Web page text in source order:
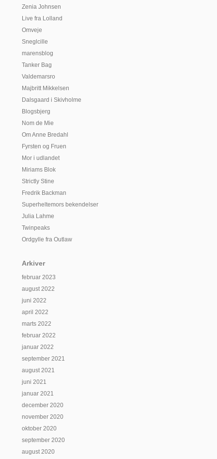
Zenia Johnsen
Live fra Lolland
Omveje
Sneglcille
marensblog
Tanker Bag
Valdemarsro
Majbritt Mikkelsen
Dalsgaard i Skivholme
Blogsbjerg
Nom de Mie
Om Anne Bredahl
Fyrsten og Fruen
Mor i udlandet
Miriams Blok
Strictly Stine
Fredrik Backman
Superheltemors bekendelser
Julia Lahme
Twinpeaks
Ordgylle fra Outlaw
Arkiver
februar 2023
august 2022
juni 2022
april 2022
marts 2022
februar 2022
januar 2022
september 2021
august 2021
juni 2021
januar 2021
december 2020
november 2020
oktober 2020
september 2020
august 2020